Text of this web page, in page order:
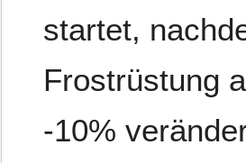
startet,
Frostrüstung
-10%